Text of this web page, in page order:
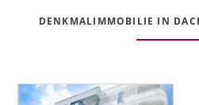
DENKMALIMMOBILIE IN